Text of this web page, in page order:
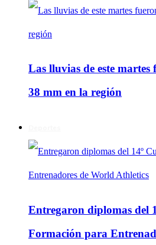
Las lluvias de este martes
38 mm en la región
Entregaron diplomas del
Formación para